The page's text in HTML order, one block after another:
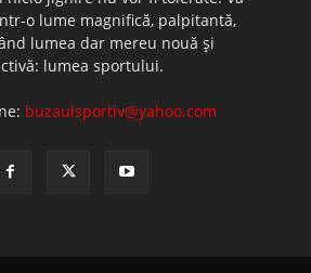
o lume magnifică, palpitantă,
lumea dar mereu nouă şi
lumea sportului.
buzaulsportiv@yahoo.com